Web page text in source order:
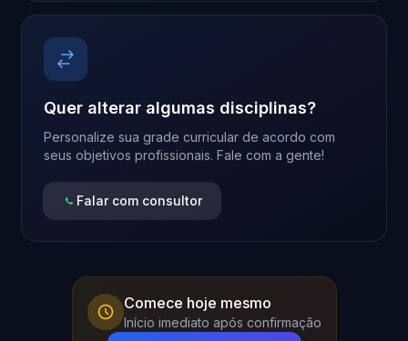
Quer alterar algumas disciplinas?
Personalize sua grade curricular de acordo com
seus objetivos profissionais. Fale com a gente!
Falar com consultor
Comece hoje mesmo
Início imediato após confirmação